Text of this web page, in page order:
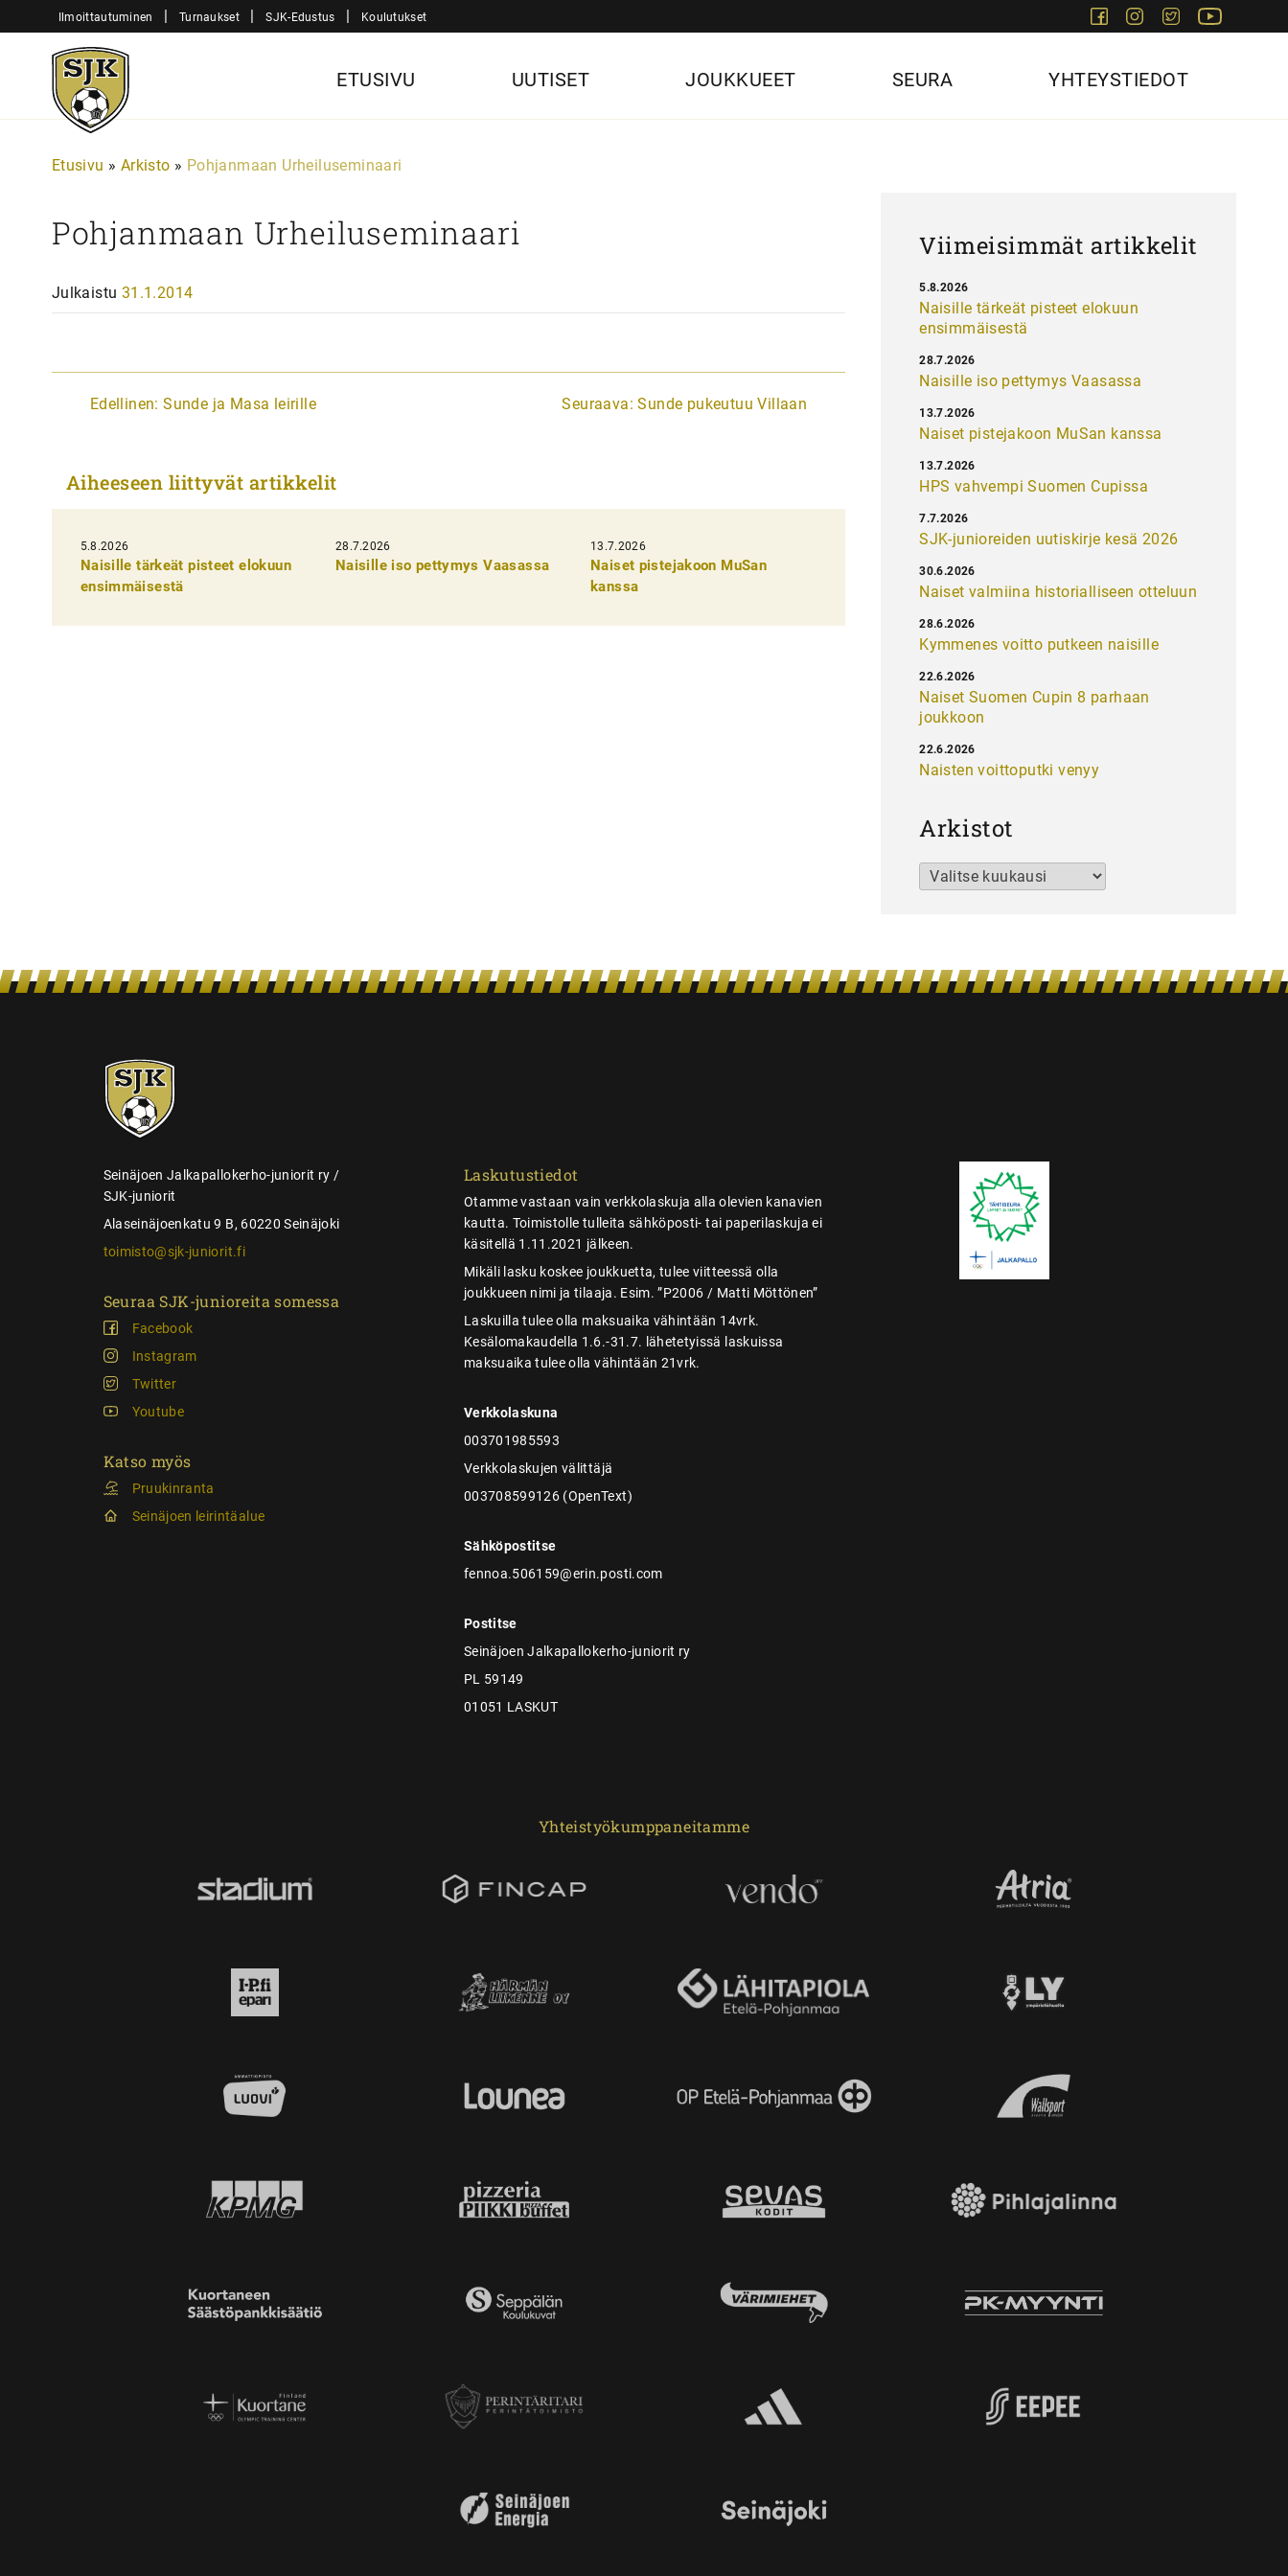
sisältöön
Ilmoittautuminen | Turnaukset | SJK-Edustus | Koulutukset FacebookInstagram
Twitter
Sjk-
Juniorit
ETUSIVU UUTISET JOUKKUEET SEURA YHTEYSTIEDOT
Etusivu » Arkisto » Pohjanmaan Urheiluseminaari
Pohjanmaan Urheiluseminaari
Julkaistu 31.1.2014
A
i
k
e
Edellinen: Sunde ja Masa leirille Seuraava: Sunde pukeutuu Villaan
Aiheeseen liittyvät artikkelit
5.8.2026
Naisille tärkeät pisteet elokuun
ensimmäisestä
28.7.2026
Naisille iso pettymys Vaasassa
13.7.2026
Naiset pistejakoon MuSan
kanssa
Viimeisimmät artikkelit
Naisille tärkeät pisteet elokuun
ensimmäisestä
5.8.2026
Naisille iso pettymys Vaasassa
28.7.2026
Naiset pistejakoon MuSan kanssa
13.7.2026
HPS vahvempi Suomen Cupissa
13.7.2026
SJK-junioreiden uutiskirje kesä 2026
7.7.2026
Naiset valmiina historialliseen otteluun
30.6.2026
Kymmenes voitto putkeen naisille
28.6.2026
Naiset Suomen Cupin 8 parhaan
joukkoon
22.6.2026
Naisten voittoputki venyy
22.6.2026
Arkistot
Arkistot
SJK-
juniorit
Seinäjoen Jalkapallokerho-juniorit ry /
SJK-juniorit
Alaseinäjoenkatu 9 B, 60220 Seinäjoki
toimisto@sjk-juniorit.fi
Seuraa SJK-junioreita somessa
Facebook
Instagram
Twitter
Youtube
Katso myös
Pruukinranta
Seinäjoen leirintäalue
Laskutustiedot
Otamme vastaan vain verkkolaskuja alla olevien kanavien
kautta. Toimistolle tulleita sähköposti- tai paperilaskuja ei
käsitellä 1.11.2021 jälkeen.
Mikäli lasku koskee joukkuetta, tulee viitteessä olla
joukkueen nimi ja tilaaja. Esim. ”P2006 / Matti Möttönen”
Laskuilla tulee olla maksuaika vähintään 14vrk.
Kesälomakaudella 1.6.-31.7. lähetetyissä laskuissa
maksuaika tulee olla vähintään 21vrk.
Verkkolaskuna
003701985593
Verkkolaskujen välittäjä
003708599126 (OpenText)
Sähköpostitse
fennoa.506159@erin.posti.com
Postitse
Seinäjoen Jalkapallokerho-juniorit ry
PL 59149
01051 LASKUT
Yhteistyökumppaneitamme